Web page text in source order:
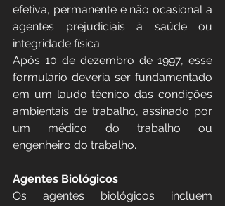
efetiva, permanente e não ocasional a
agentes prejudiciais à saúde ou
integridade física.
Após 10 de dezembro de 1997, esse
formulário deveria ser fundamentado
em um laudo técnico das condições
ambientais de trabalho, assinado por
um médico do trabalho ou
engenheiro do trabalho.
Agentes Biológicos
Os agentes biológicos incluem